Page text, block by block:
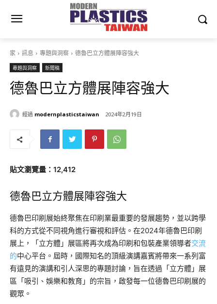
家 訊息 專題與洞察 德魯巴立方體展陣容強大
專題與洞察 新聞稿
德魯巴立方體展陣容強大
經過 modernplasticstaiwan 2024年2月19日
貼文瀏覽量：12,412
德魯巴立方體展陣容強大
德魯巴印刷展始終聚焦在印刷業最重要的發展趨勢，並以跨學
科的方式從不同視角進行審視和評估。在2024年德魯巴印刷
展上，「立方體」展區將再次成為印刷和包裝產業領導者交流
的中心平台。屆時，國際知名的頂級演講嘉賓將帶來一系列富
有遠見的演講和引人深思的專題討論，旨在透過「立方體」展
區「吸引、娛樂和教育」的宗旨，啟發每一位德魯巴印刷展的
觀眾。